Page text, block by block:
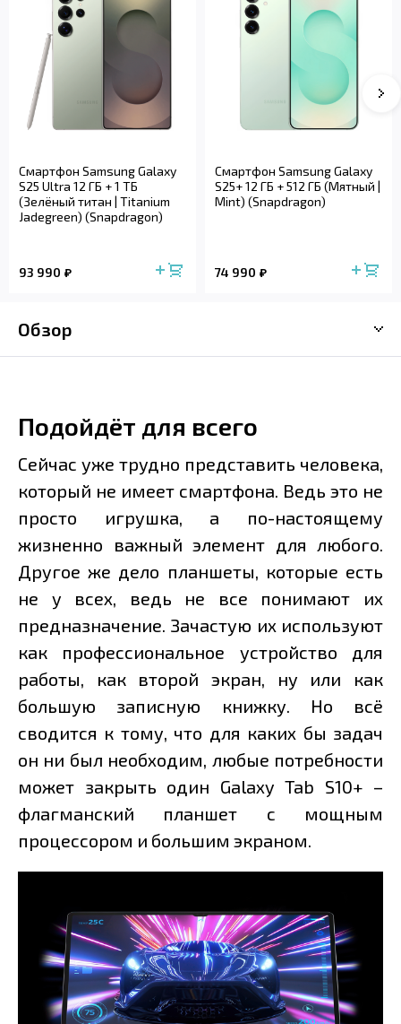
Смартфон Samsung Galaxy
S25 Ultra 12 ГБ + 1 ТБ
(Зелёный титан | Titanium
Jadegreen) (Snapdragon)
93 990
Смартфон Samsung Galaxy
S25+ 12 ГБ + 512 ГБ (Мятный |
Mint) (Snapdragon)
74 990
Обзор
Подойдёт для всего
Сейчас уже трудно представить человека,
который не имеет смартфона. Ведь это не
просто игрушка, а по-настоящему
жизненно важный элемент для любого.
Другое же дело планшеты, которые есть
не у всех, ведь не все понимают их
предназначение. Зачастую их используют
как профессиональное устройство для
работы, как второй экран, ну или как
большую записную книжку. Но всё
сводится к тому, что для каких бы задач
он ни был необходим, любые потребности
может закрыть один Galaxy Tab S10+ –
флагманский планшет с мощным
процессором и большим экраном.